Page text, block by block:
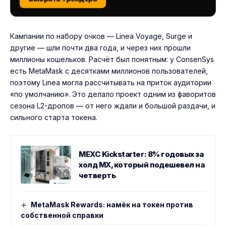
Кампании по набору очков — Linea Voyage, Surge и
другие — шли почти два года, и через них прошли
миллионы кошельков. Расчёт был понятным: у ConsenSys
есть MetaMask с десятками миллионов пользователей
поэтому Linea могла рассчитывать на приток аудитории
«по умолчанию». Это делало проект одним из фаворитов
сезона L2-дропов — от него ждали и большой раздачи, и
сильного старта токена.
MEXC Kickstarter: 8% годовых за
холд MX, который подешевел на
четверть
MetaMask Rewards: намёк на токен против
собственной справки